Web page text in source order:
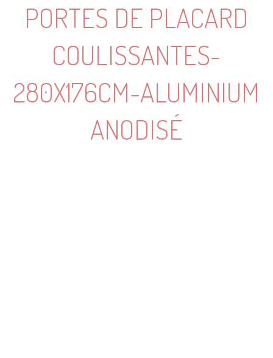
PORTES DE PLACARD
COULISSANTES-
280X176CM-ALUMINIUM
ANODISÉ